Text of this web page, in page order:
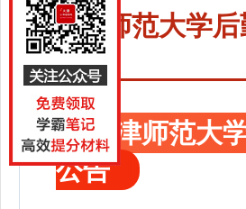
天津师范大学
天津师范大
公告